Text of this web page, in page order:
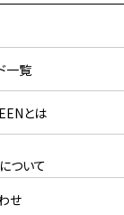
一覧
とは
ついて
せ